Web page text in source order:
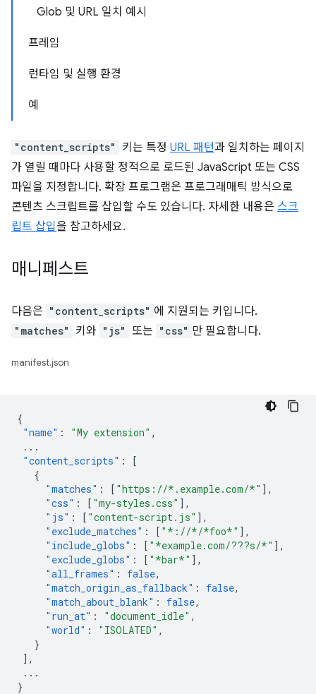
Glob 및 URL 일치 예시
프레임
런타임 및 실행 환경
예
"content_scripts" 키는 특정 URL 패턴과 일치하는 페이지
가 열릴 때마다 사용할 정적으로 로드된 JavaScript 또는 CSS
파일을 지정합니다. 확장 프로그램은 프로그래매틱 방식으로
콘텐츠 스크립트를 삽입할 수도 있습니다. 자세한 내용은 스크
립트 삽입 을 참고하세요.
매니페스트
다음은 "content_scripts" 에 지원되는 키입니다.
"matches" 키와 "js" 또는 "css" 만 필요합니다.
manifest.json
{
"name" : "My extension" ,
...
"content_scripts" :
[
{
"matches" : [ "https://*.example.com/*" ],
"css" : [ "my-styles.css" ],
"js" : [ "content-script.js" ],
"exclude_matches" : [ "*://*/*foo*" ],
"include_globs" : [ "*example.com/???s/*" ],
"exclude_globs" : [ "*bar*" ],
"all_frames" : false,
"match_origin_as_fallback" : false,
"match_about_blank" : false,
"run_at" : "document_idle" ,
"world" : "ISOLATED" ,
}
],
...
}